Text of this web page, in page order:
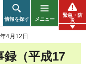
情報を探す メニュー
緊急・防
災
4月12日
録（平成17